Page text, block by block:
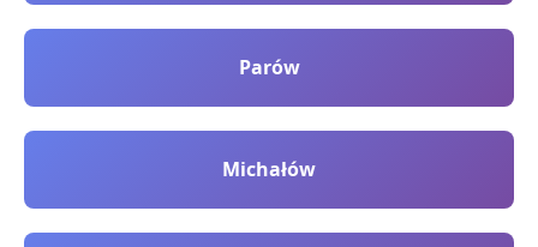
Parów
Michałów